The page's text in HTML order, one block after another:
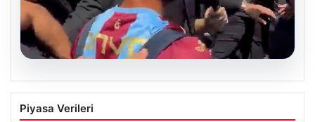
Mohamed Salah’tan Tarihi İlk Üçlü
Başarı
Piyasa Verileri